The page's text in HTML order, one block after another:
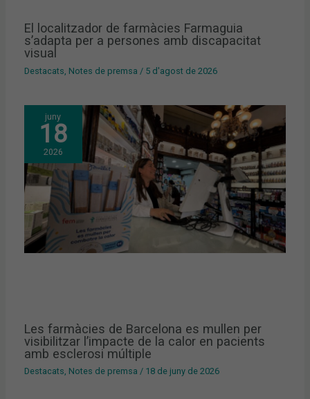
El localitzador de farmàcies Farmaguia
s’adapta per a persones amb discapacitat
visual
Destacats Notes de premsa / 5 d'agost de 2026
juny
18
2026
Les farmàcies de Barcelona es mullen per
visibilitzar l’impacte de la calor en pacients
amb esclerosi múltiple
Destacats, Notes de premsa / 18 de juny de 2026